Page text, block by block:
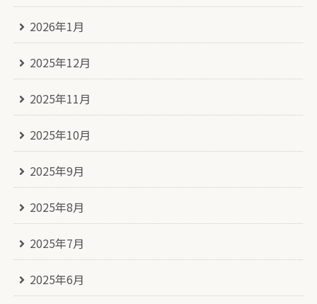
2026年1月
2025年12月
2025年11月
2025年10月
2025年9月
2025年8月
2025年7月
2025年6月